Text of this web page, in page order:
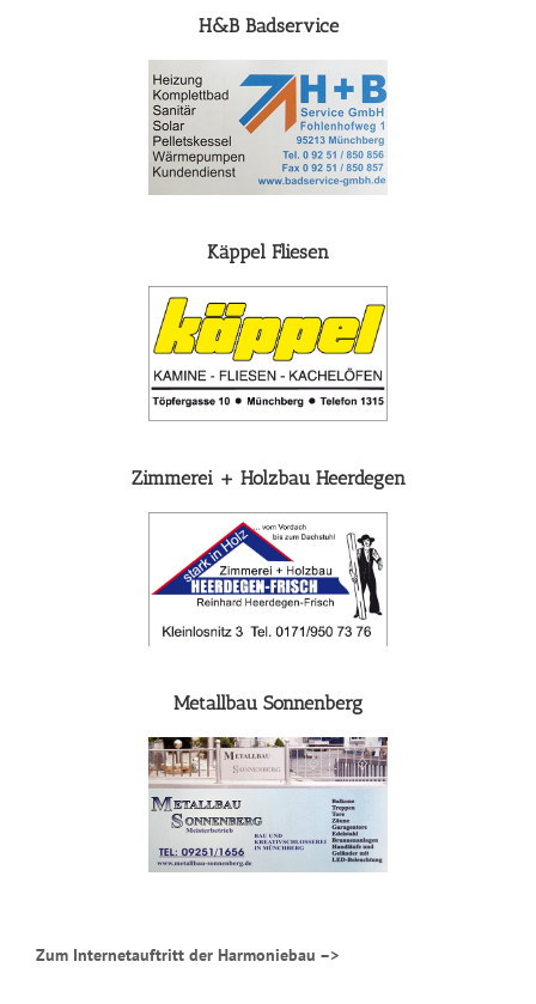
H&B Badservice
Käppel Fliesen
Zimmerei + Holzbau Heerdegen
Metallbau Sonnenberg
Zum Internetauftritt der Harmoniebau –>